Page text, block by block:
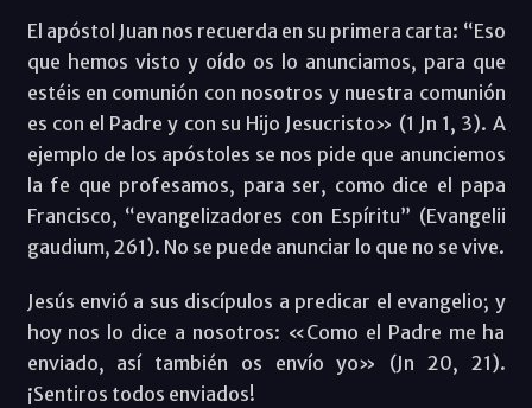
El apóstol Juan nos recuerda en su primera carta: “Eso
que hemos visto y oído os lo anunciamos, para que
estéis en comunión con nosotros y nuestra comunión
es con el Padre y con su Hijo Jesucristo» (1 Jn 1, 3). A
ejemplo de los apóstoles se nos pide que anunciemos
la fe que profesamos, para ser, como dice el papa
Francisco, “evangelizadores con Espíritu” (Evangelii
gaudium, 261). No se puede anunciar lo que no se vive.
Jesús envió a sus discípulos a predicar el evangelio; y
hoy nos lo dice a nosotros: «Como el Padre me ha
enviado, así también os envío yo» (Jn 20, 21).
¡Sentiros todos enviados!